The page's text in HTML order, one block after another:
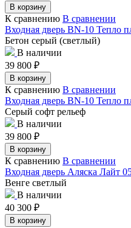
В корзину
К сравнению В сравнении
Входная дверь BN-10 Тепло
Бетон серый (светлый)
В наличии
39 800 ₽
В корзину
К сравнению В сравнении
Входная дверь BN-10
Серый софт рельеф
В наличии
39 800 ₽
В корзину
К сравнению В сравнении
Входная дверь Аляска Лайт
Венге светлый
В наличии
40 300 ₽
В корзину